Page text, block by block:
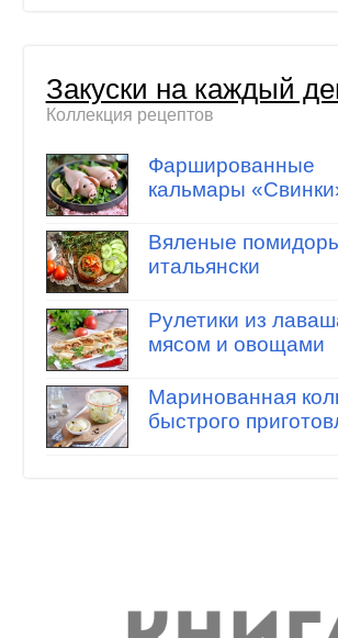
Закуски на каждый
Коллекция рецептов
Фаршированные
кальмары
Вяленые
итальянски
Рулетики из
мясом и овощами
Маринованная
быстрого